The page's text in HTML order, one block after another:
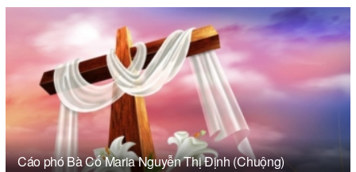
Cáo phó Bà Cố Maria Nguyễn Thị Định (Chuộng)